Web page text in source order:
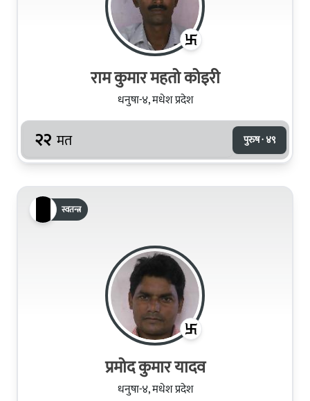
राम कुमार महतो कोइरी
धनुषा-४, मधेश प्रदेश
२२ मत पुरुष · ४९
स्वतन्त्र
प्रमोद कुमार यादव
धनुषा-४, मधेश प्रदेश